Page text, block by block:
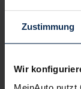
Zustimmung
Wir
Sehen Sie sich